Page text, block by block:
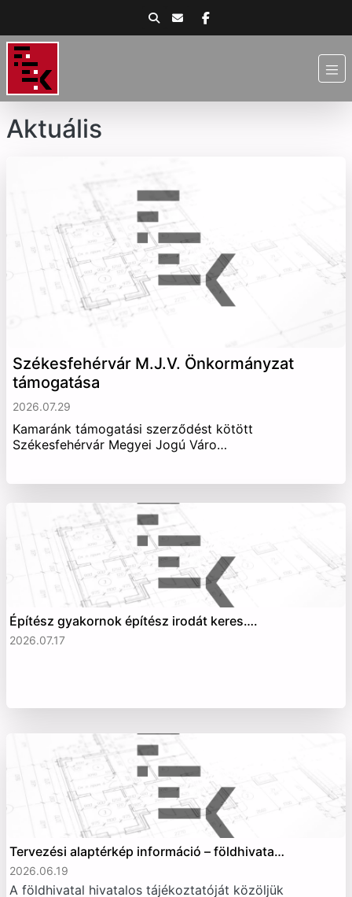
Aktuális
Székesfehérvár M.J.V. Önkormányzat
támogatása
2026.07.29
Kamaránk támogatási szerződést kötött
Székesfehérvár Megyei Jogú Váro…
Építész gyakornok építész irodát keres….
2026.07.17
Tervezési alaptérkép információ – földhivata…
2026.06.19
A földhivatal hivatalos tájékoztatóját közöljük